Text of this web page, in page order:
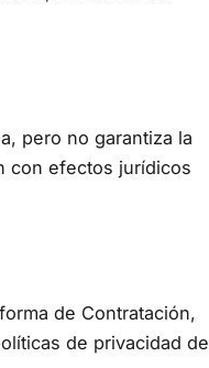
pero no garantiza la
con efectos jurídicos
de Contratación,
de privacidad de